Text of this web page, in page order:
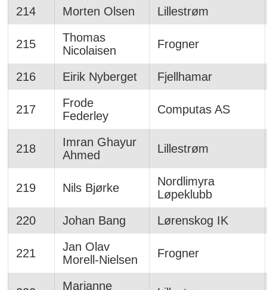
214
Morten Olsen Lillestrøm
215
Thomas
Nicolaisen
Frogner
216 Eirik Nyberget Fjellhamar
217
Frode
Federley
Computas AS
218
Imran Ghayur
Ahmed
Lillestrøm
219 Nils Bjørke
Nordlimyra
Løpeklubb
220
Johan Bang Lørenskog IK
221
Jan Olav
Morell-Nielsen
Frogner
Marianne